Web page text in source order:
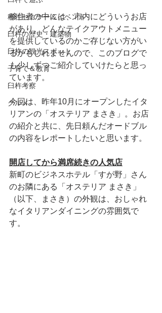
移住セミナー＆イベント
臼杵の歴史・建築物
臼杵の観光スポット
子育て＆教育
臼杵考察
グルメ
移住者の中には、市内にどういうお店
があり、どんなテイクアウトメニュー
を提供しているのかご存じない方がい
るかもしれませんので、このブログで
も少しずつご紹介していけたらと思っ
ています。
今回は、昨年10月にオープンしたイタ
リアンの「オステリア まさき」。お店
の紹介と共に、先日頼んだオードブル
の内容をレポートしたいと思います。
開店してから満席続きの人気店
新町のビジネスホテル「すが野」さん
のお隣にある「オステリア まさき」
（以下、まさき）の外観は、おしゃれ
なイタリアンダイニングの雰囲気で
す。